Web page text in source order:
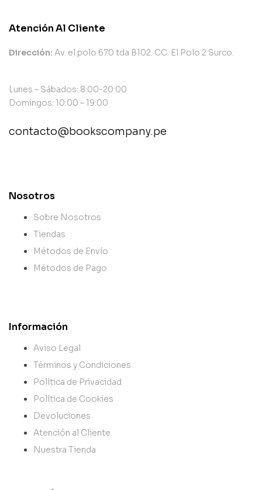
Atención Al Cliente
Dirección: Av. el polo 670 tda B102. CC. El Polo 2 Surco.
Lunes – Sábados: 8:00-20:00
Domingos: 10:00 – 19:00
contacto@bookscompany.pe
Nosotros
Sobre Nosotros
Tiendas
Métodos de Envío
Métodos de Pago
Información
Aviso Legal
Términos y Condiciones
Política de Privacidad
Política de Cookies
Devoluciones
Atención al Cliente
Nuestra Tienda